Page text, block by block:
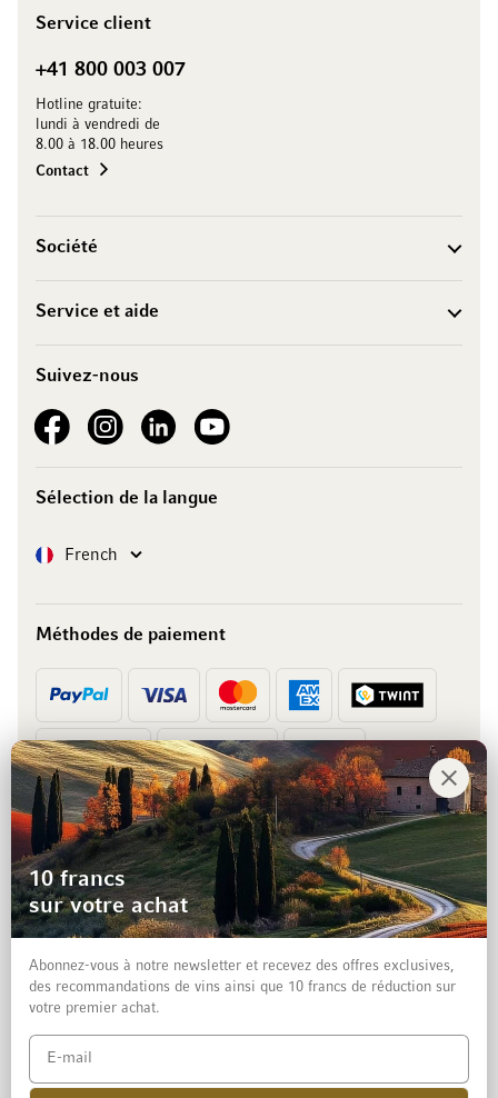
Service client
+41 800 003 007
Hotline gratuite:
lundi à vendredi de
8.00 à 18.00 heures
Contact
Société
Service et aide
Suivez-nous
See our FacebookSee our Instagram account
See our LinkedInSee our YouTube channel
Sélection de la langue
LangueFrench
Méthodes de paiement
Prépaiement Facture
Protection des données et clause de non-responsabilité
10 francs
sur votre achat
Abonnez-vous à notre newsletter et recevez des offres exclusives,
des recommandations de vins ainsi que 10 francs de réduction sur
votre premier achat.